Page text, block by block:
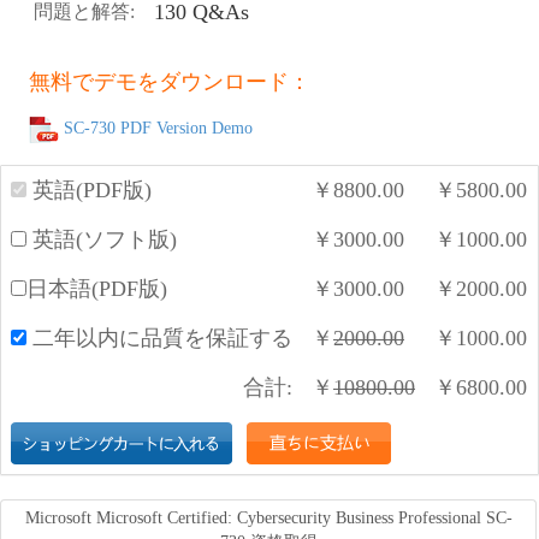
問題と解答: 130 Q&As
無料でデモをダウンロード：
SC-730 PDF Version Demo
英語(PDF版) ￥ 8800.00 ￥ 5800.00
英語(ソフト版) ￥ 3000.00 ￥ 1000.00
日本語(PDF版) ￥ 3000.00 ￥ 2000.00
二年以内に品質を保証する ￥ 2000.00 ￥ 1000.00
合計: ￥ 10800.00 ￥ 6800.00
Microsoft Microsoft Certified: Cybersecurity Business Professional SC-